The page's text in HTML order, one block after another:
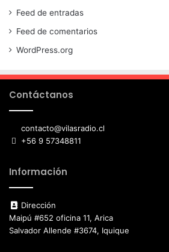
Feed de entradas
Feed de comentarios
WordPress.org
Contáctanos
contacto@vilasradio.cl
+56 9 57348811
Información
Dirección
Maipú #652 oficina 11, Arica
Salvador Allende #3674, Iquique